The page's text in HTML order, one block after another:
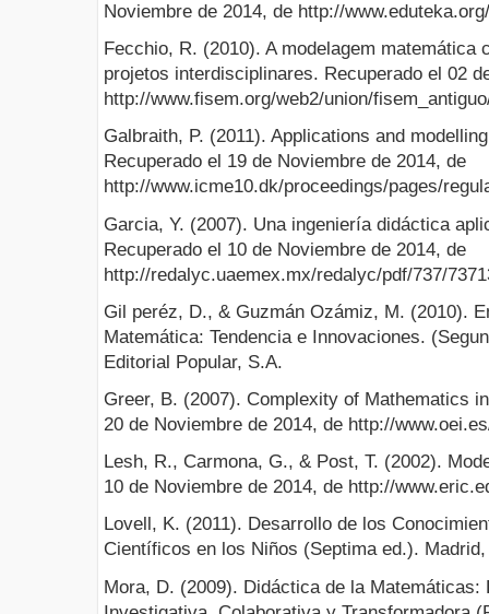
Noviembre de 2014, de http://
Fecchio, R. (2010). A modelagem matemática
projetos interdisciplinares. Recuperado el 02
http://www.fisem.org/web2/union/
Galbraith, P. (2011). Applications and
Recuperado el 19 de Noviembre de 2014, de
http://www.icme10.dk/proceedings/pages/
Garcia, Y. (2007). Una ingeniería didáctica
Recuperado el 10 de Noviembre de 2014, de
http://redalyc.uaemex.mx/redalyc/pdf/737/
Gil peréz, D., & Guzmán Ozámiz, M. (2010).
Matemática: Tendencia e Innovaciones.
Editorial Popular, S.A.
Greer, B. (2007). Complexity of Mathematics
20 de Noviembre de 2014, de http://
Lesh, R., Carmona, G., & Post, T. (2002).
10 de Noviembre de 2014, de http://
Lovell, K. (2011). Desarrollo de los
Científicos en los Niños (Septima ed.).
Mora, D. (2009). Didáctica de la